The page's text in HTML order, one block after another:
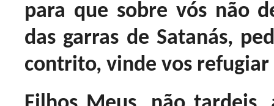
para que sobre vós não
das garras de Satanás,
contrito, vinde vos